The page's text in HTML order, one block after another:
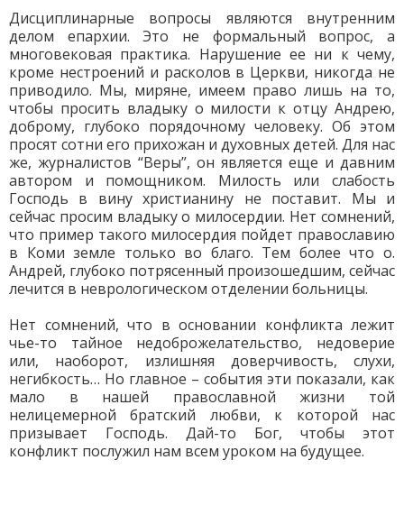
Дисциплинарные вопросы являются внутренним
делом епархии. Это не формальный вопрос, а
многовековая практика. Нарушение ее ни к чему,
кроме нестроений и расколов в Церкви, никогда не
приводило. Мы, миряне, имеем право лишь на то,
чтобы просить владыку о милости к отцу Андрею,
доброму, глубоко порядочному человеку. Об этом
просят сотни его прихожан и духовных детей. Для нас
же, журналистов “Веры”, он является еще и давним
автором и помощником. Милость или слабость
Господь в вину христианину не поставит. Мы и
сейчас просим владыку о милосердии. Нет сомнений,
что пример такого милосердия пойдет православию
в Коми земле только во благо. Тем более что о.
Андрей, глубоко потрясенный произошедшим, сейчас
лечится в неврологическом отделении больницы.
Нет сомнений, что в основании конфликта лежит
чье-то тайное недоброжелательство, недоверие
или, наоборот, излишняя доверчивость, слухи,
негибкость… Но главное – события эти показали, как
мало в нашей православной жизни той
нелицемерной братский любви, к которой нас
призывает Господь. Дай-то Бог, чтобы этот
конфликт послужил нам всем уроком на будущее.